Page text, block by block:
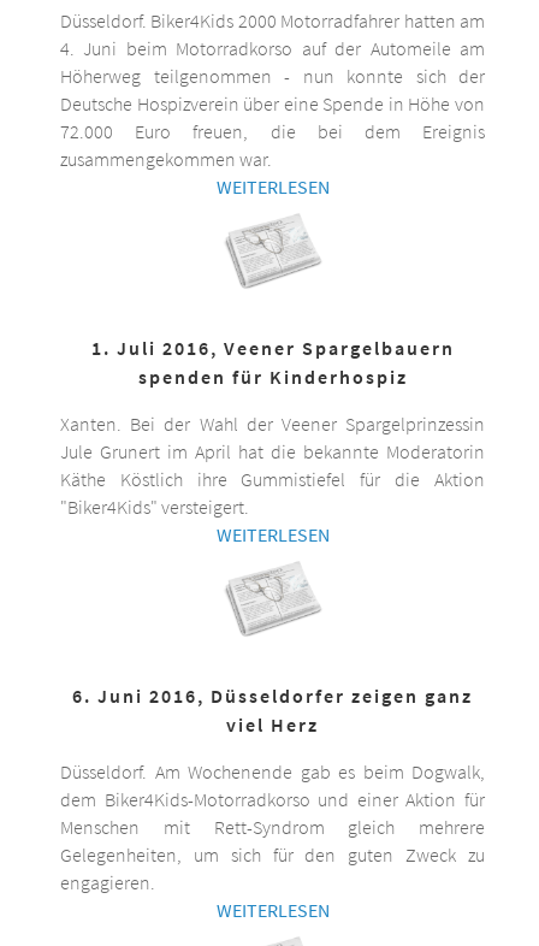
Düsseldorf. Biker4Kids 2000 Motorradfahrer hatten am
4. Juni beim Motorradkorso auf der Automeile am
Höherweg teilgenommen - nun konnte sich der
Deutsche Hospizverein über eine Spende in Höhe von
72.000 Euro freuen, die bei dem Ereignis
zusammengekommen war.
WEITERLESEN
1. Juli 2016, Veener Spargelbauern
spenden für Kinderhospiz
Xanten. Bei der Wahl der Veener Spargelprinzessin
Jule Grunert im April hat die bekannte Moderatorin
Käthe Köstlich ihre Gummistiefel für die Aktion
"Biker4Kids" versteigert.
WEITERLESEN
6. Juni 2016, Düsseldorfer zeigen ganz
viel Herz
Düsseldorf. Am Wochenende gab es beim Dogwalk,
dem Biker4Kids-Motorradkorso und einer Aktion für
Menschen mit Rett-Syndrom gleich mehrere
Gelegenheiten, um sich für den guten Zweck zu
engagieren.
WEITERLESEN